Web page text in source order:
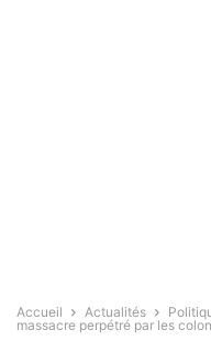
Accueil Actualités
massacre perpétré par les